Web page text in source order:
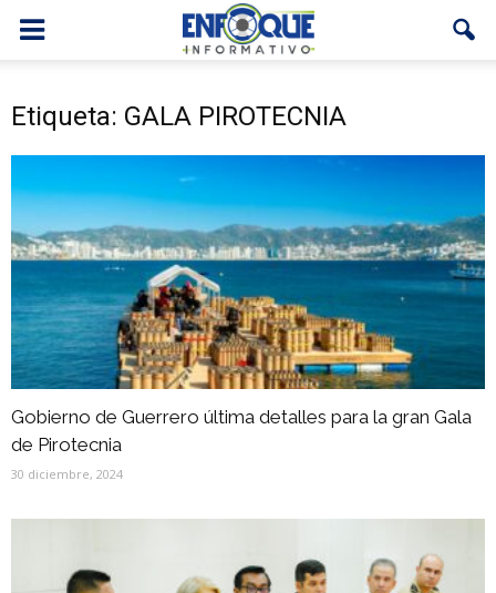
Etiqueta: GALA PIROTECNIA
Gobierno de Guerrero última detalles para la gran Gala
de Pirotecnia
30 diciembre, 2024